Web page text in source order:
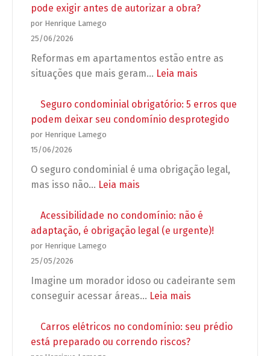
as
Regras
para
propagandas
e
no
pode exigir antes de autorizar a obra?
por Henrique Lamego
25/06/2026
Reformas em apartamentos estão entre as
situações que mais geram… Leia mais
em
apartamento:
o
síndico
exigir
antes
obra?
Seguro condominial obrigatório: 5 erros que
podem deixar seu condomínio desprotegido
por Henrique Lamego
15/06/2026
O seguro condominial é uma obrigação legal,
mas isso não… Leia mais
condominial
obrigatório:
podem
seu
condomínio
Acessibilidade no condomínio: não é
adaptação, é obrigação legal (e urgente)!
por Henrique Lamego
25/05/2026
Imagine um morador idoso ou cadeirante sem
conseguir acessar áreas… Leia mais
no
Carros elétricos no condomínio: seu prédio
está preparado ou correndo riscos?